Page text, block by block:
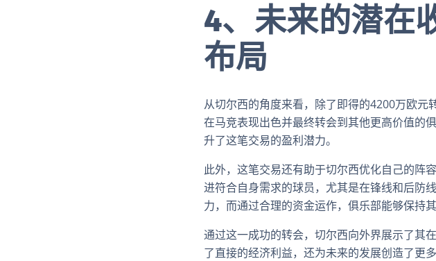
4、未来的潜在
布局
从切尔西的角度来看，除了即得的4200万欧
在马竞表现出色并最终转会到其他更高价值的
升了这笔交易的盈利潜力。
此外，这笔交易还有助于切尔西优化自己的阵
进符合自身需求的球员，尤其是在锋线和后防
力，而通过合理的资金运作，俱乐部能够保持
通过这一成功的转会，切尔西向外界展示了其
了直接的经济利益，还为未来的发展创造了更